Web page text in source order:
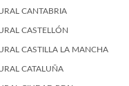
CANTABRIA
CASTELLÓN
CASTILLA LA MANCHA
CATALUÑA